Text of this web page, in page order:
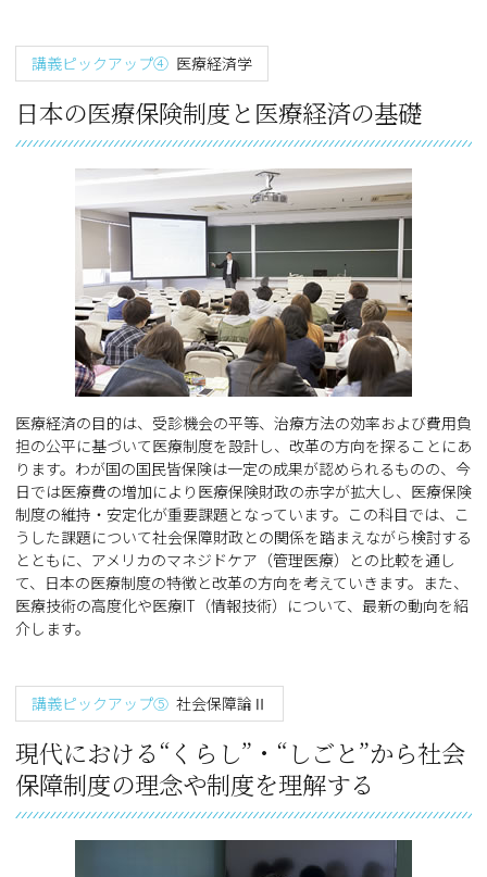
講義ピックアップ④ 医療経済学
日本の医療保険制度と医療経済の基礎
医療経済の目的は、受診機会の平等、治療方法の効率および費用負
担の公平に基づいて医療制度を設計し、改革の方向を探ることにあ
ります。わが国の国民皆保険は一定の成果が認められるものの、今
日では医療費の増加により医療保険財政の赤字が拡大し、医療保険
制度の維持・安定化が重要課題となっています。この科目では、こ
うした課題について社会保障財政との関係を踏まえながら検討する
とともに、アメリカのマネジドケア（管理医療）との比較を通し
て、日本の医療制度の特徴と改革の方向を考えていきます。また、
医療技術の高度化や医療IT（情報技術）について、最新の動向を紹
介します。
講義ピックアップ⑤ 社会保障論Ⅱ
現代における“くらし”・“しごと”から社会
保障制度の理念や制度を理解する